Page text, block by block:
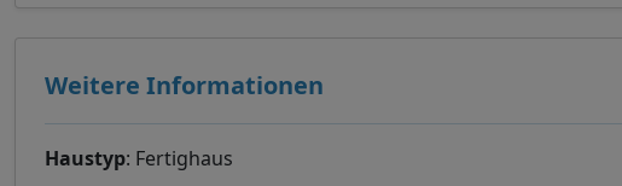
Weitere Informationen
Haustyp: Fertighaus